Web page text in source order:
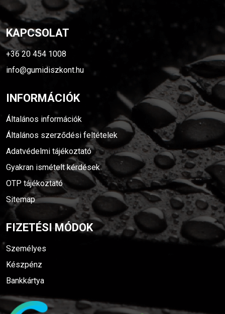
KAPCSOLAT
+36 20 454 1008
info@gumidiszkont.hu
INFORMÁCIÓK
Általános információk
Általános szerződési feltételek
Adatvédelmi tájékoztató
Gyakran ismételt kérdések
OTP tájékoztató
Sitemap
FIZETÉSI MÓDOK
Személyes
Készpénz
Bankkártya